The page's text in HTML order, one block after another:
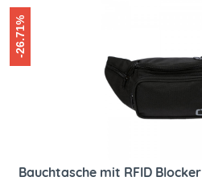
-26.71%
Bauchtasche mit RFID Blocker